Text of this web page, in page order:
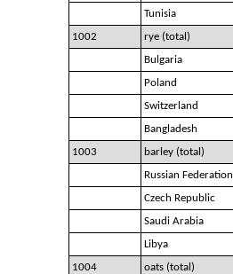
Tunisia
1002
rye (total)
Bulgaria
Poland
Switzerland
Bangladesh
1003
barley (total)
Russian Federation
Czech Republic
Saudi Arabia
Libya
1004
oats (total)